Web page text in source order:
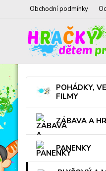
Obchodní podmínky
POHÁDKY,
FILMY
ZÁBAVA A
PANENKY